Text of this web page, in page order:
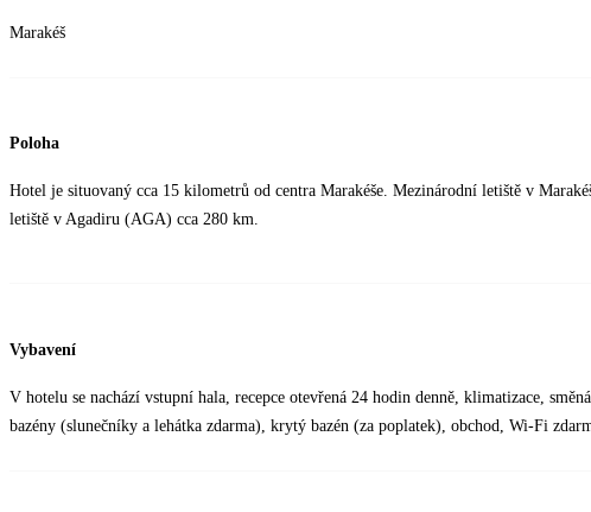
Marakéš
Poloha
Hotel je situovaný cca 15 kilometrů od centra Marakéše. Mezinárodní letiště v
letiště v Agadiru (AGA) cca 280 km.
Vybavení
V hotelu se nachází vstupní hala, recepce otevřená 24 hodin denně, klimatizace,
bazény (slunečníky a lehátka zdarma), krytý bazén (za poplatek), obchod, Wi-Fi